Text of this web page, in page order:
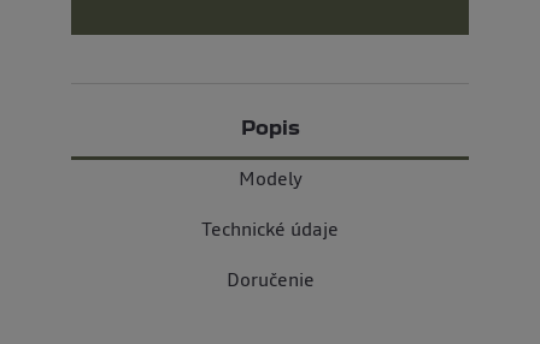
Popis
Modely
Technické údaje
Doručenie